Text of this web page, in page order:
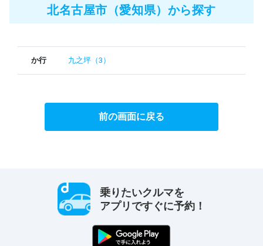
北名古屋市（愛知県）から探す
か行 九之坪（3）
前の画面に戻る
乗りたいクルマを
アプリですぐに予約！